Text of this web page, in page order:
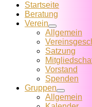
Startseite
Beratung
Verein
Allgemein
Satzung
Vorstand
Spenden
Gruppen
Allgemein